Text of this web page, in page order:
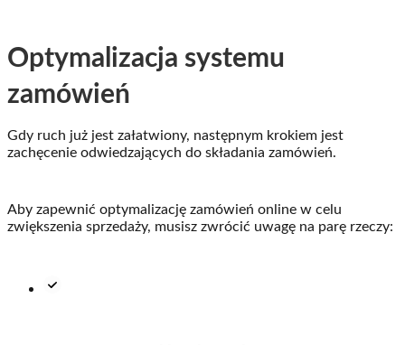
Optymalizacja systemu
zamówień
Gdy ruch już jest załatwiony, następnym krokiem jest
zachęcenie odwiedzających do składania zamówień.
Aby zapewnić optymalizację zamówień online w celu
zwiększenia sprzedaży, musisz zwrócić uwagę na parę rzeczy: